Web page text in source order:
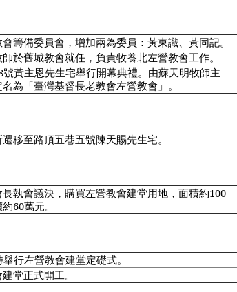
籌備委員會，增加兩為委員：黃東識、黃同記。
於舊城教會就任，負責牧養北左營教會工作。
號黃主恩先生宅舉行開幕典禮。由蘇天明牧師主
為「臺灣基督長老教會左營教會」。
移至路頂五巷五號陳天賜先生宅。
執會議決，購買左營教會建堂用地，面積約100
60萬元。
行左營教會建堂定礎式。
堂正式開工。